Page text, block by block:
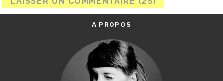
A PROPOS